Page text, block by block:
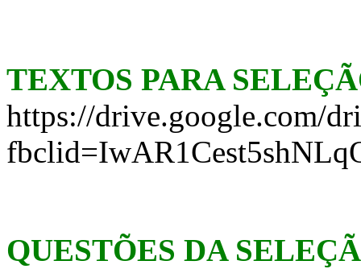
TEXTOS PARA
https://drive.google.com/
QUESTÕES DA